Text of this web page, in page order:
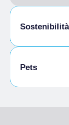
Sostenibilità
Locale
Pets